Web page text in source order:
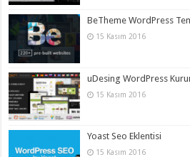
BeTheme WordPress
15 Kasım 2016
uDesing WordPress
15 Kasım 2016
Yoast Seo Eklentisi
15 Kasım 2016